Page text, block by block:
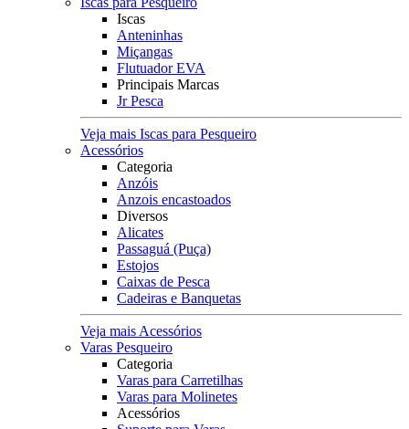
Iscas
Anteninhas
Miçangas
Flutuador EVA
Principais Marcas
Jr Pesca
Veja mais Iscas para Pesqueiro
Acessórios
Categoria
Anzóis
Anzois encastoados
Diversos
Alicates
Passaguá (Puça)
Estojos
Caixas de Pesca
Cadeiras e Banquetas
Veja mais Acessórios
Varas Pesqueiro
Categoria
Varas para Carretilhas
Varas para Molinetes
Acessórios